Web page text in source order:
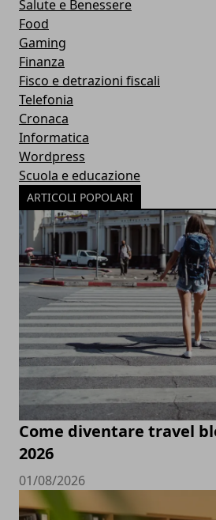
Salute e Benessere
Food
Gaming
Finanza
Fisco e detrazioni fiscali
Telefonia
Cronaca
Informatica
Wordpress
Scuola e educazione
ARTICOLI POPOLARI
Come diventare travel
2026
01/08/2026